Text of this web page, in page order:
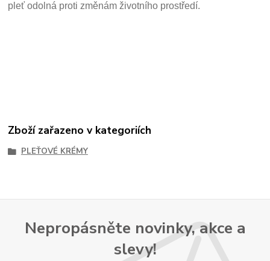
pleť odolná proti změnám životního prostředí.
Zboží zařazeno v kategoriích
PLEŤOVÉ KRÉMY
Nepropásněte novinky, akce a
slevy!